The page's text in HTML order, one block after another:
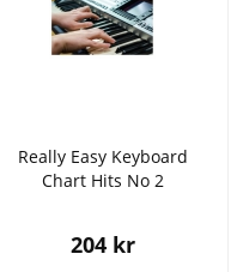
Really Easy Keyboard
Chart Hits No 2
204 kr